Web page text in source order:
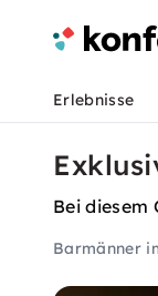
Erlebnisse
Bei diesem
Barmänner